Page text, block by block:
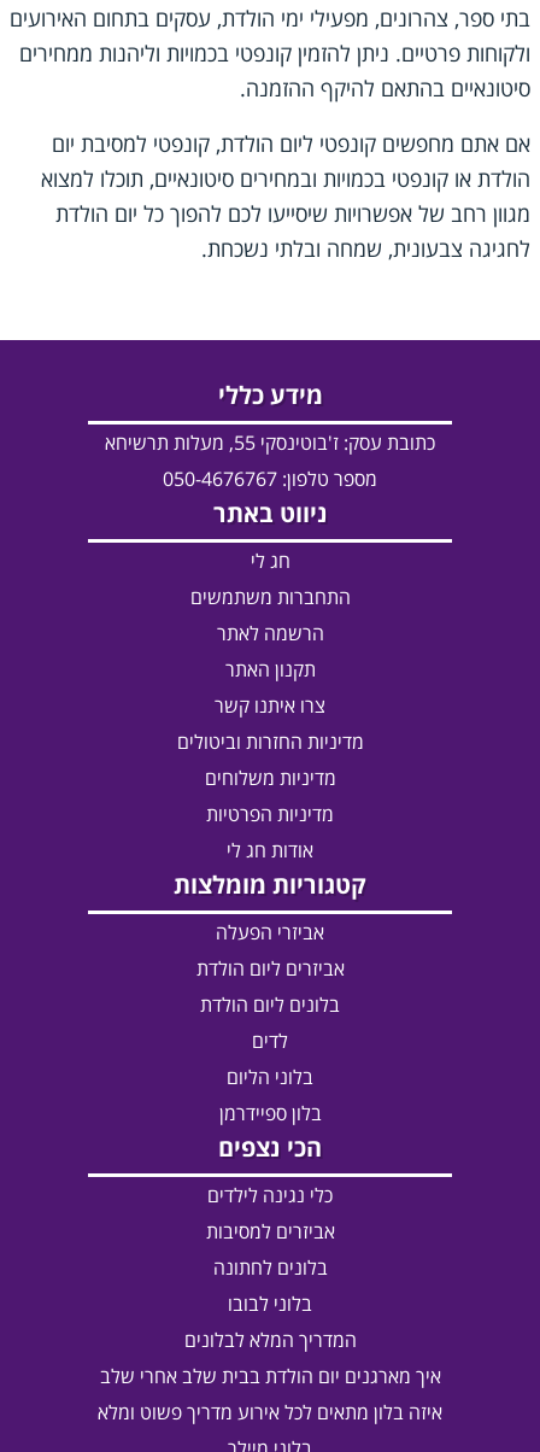
בתי ספר, צהרונים, מפעילי ימי הולדת, עסקים בתחום האירועים
ולקוחות פרטיים. ניתן להזמין קונפטי בכמויות וליהנות ממחירים
סיטונאיים בהתאם להיקף ההזמנה.
אם אתם מחפשים קונפטי ליום הולדת, קונפטי למסיבת יום
הולדת או קונפטי בכמויות ובמחירים סיטונאיים, תוכלו למצוא
מגוון רחב של אפשרויות שיסייעו לכם להפוך כל יום הולדת
לחגיגה צבעונית, שמחה ובלתי נשכחת.
מידע כללי
כתובת עסק: ז'בוטינסקי 55, מעלות תרשיחא
מספר טלפון: 050-4676767
ניווט באתר
חג לי
התחברות משתמשים
הרשמה לאתר
תקנון האתר
צרו איתנו קשר
מדיניות החזרות וביטולים
מדיניות משלוחים
מדיניות הפרטיות
אודות חג לי
קטגוריות מומלצות
אביזרי הפעלה
אביזרים ליום הולדת
בלונים ליום הולדת
לדים
בלוני הליום
בלון ספיידרמן
הכי נצפים
כלי נגינה לילדים
אביזרים למסיבות
בלונים לחתונה
בלוני לבובו
המדריך המלא לבלונים
איך מארגנים יום הולדת בבית שלב אחרי שלב
איזה בלון מתאים לכל אירוע מדריך פשוט ומלא